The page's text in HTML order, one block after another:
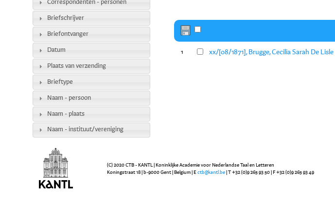
1 xx/[08/1871], Brugge, Cecilia Sarah De
Correspondenten - personen
Briefschrijver
Briefontvanger
Datum
Plaats van verzending
Brieftype
Naam - persoon
Naam - plaats
Naam - instituut/vereniging
(C) 2020 CTB - KANTL | Koninklijke Academie voor Nederlandse Taal en Letteren
Koningstraat 18 | b-9000 Gent | Belgium | Ectb@kantl.be | T +32 (0)9 265 93 50 | F +32 (0)9 265 93 49